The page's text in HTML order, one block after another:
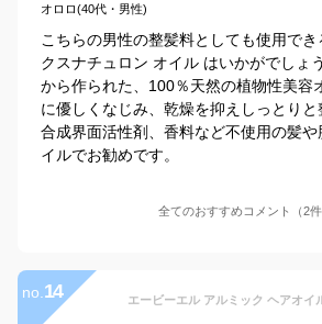
オロロ(40代・男性)
こちらの男性の整髪料としても使用で
クスナチュロン オイル はいかがでしょ
から作られた、100％天然の植物性美容
に優しくなじみ、乾燥を抑えしっとりと
合成界面活性剤、香料など不使用の髪
イルでお勧めです。
全てのおすすめコメント（2件
no. 14 エービーエル アルミック ヘアオイ